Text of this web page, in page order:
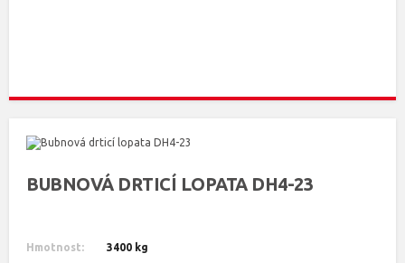
BUBNOVÁ DRTICÍ LOPATA DH4-23
Hmotnost: 3400 kg